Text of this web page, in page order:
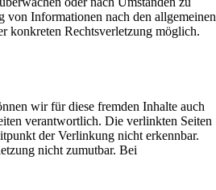
Informationen nach den allgemeinen
konkreten Rechtsverletzung möglich.
wir für diese fremden Inhalte auch
verantwortlich. Die verlinkten Seiten
der Verlinkung nicht erkennbar.
nicht zumutbar. Bei